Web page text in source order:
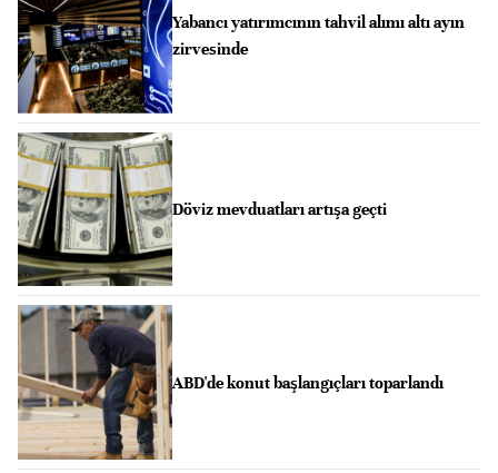
Yabancı yatırımcının tahvil alımı altı ayın
zirvesinde
Döviz mevduatları artışa geçti
ABD'de konut başlangıçları toparlandı